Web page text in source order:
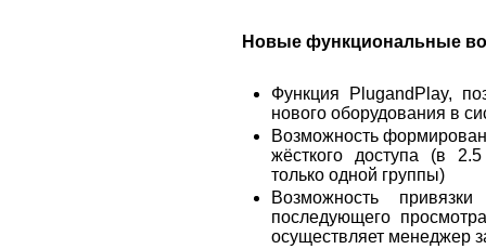
Новые функциональные
Функция PlugandPlay,
нового оборудования в
Возможность
жёсткого доступа (в
только одной группы)
Возможность
последующего
осуществляет менеджер